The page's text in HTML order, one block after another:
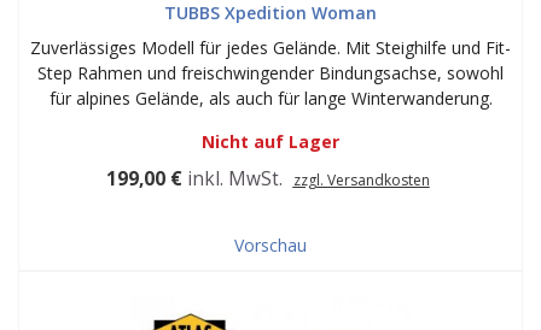
TUBBS Xpedition Woman
Zuverlässiges Modell für jedes Gelände. Mit Steighilfe und Fit-
Step Rahmen und freischwingender Bindungsachse, sowohl
für alpines Gelände, als auch für lange Winterwanderung.
Nicht auf Lager
199,00 € inkl. MwSt. zzgl. Versandkosten
Vorschau